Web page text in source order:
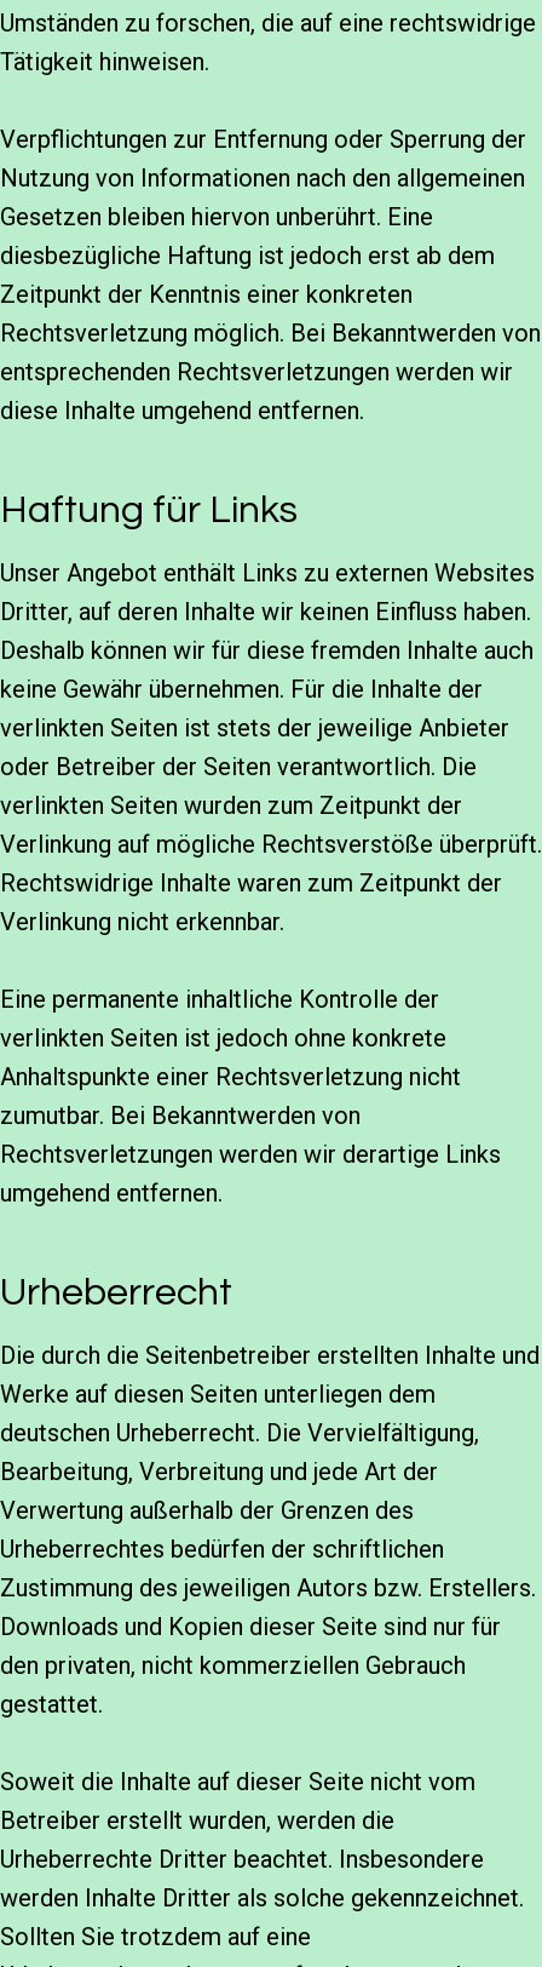
Umständen zu forschen, die auf eine rechtswidrige
Tätigkeit hinweisen.
Verpflichtungen zur Entfernung oder Sperrung der
Nutzung von Informationen nach den allgemeinen
Gesetzen bleiben hiervon unberührt. Eine
diesbezügliche Haftung ist jedoch erst ab dem
Zeitpunkt der Kenntnis einer konkreten
Rechtsverletzung möglich. Bei Bekanntwerden von
entsprechenden Rechtsverletzungen werden wir
diese Inhalte umgehend entfernen.
Haftung für Links
Unser Angebot enthält Links zu externen Websites
Dritter, auf deren Inhalte wir keinen Einfluss haben.
Deshalb können wir für diese fremden Inhalte auch
keine Gewähr übernehmen. Für die Inhalte der
verlinkten Seiten ist stets der jeweilige Anbieter
oder Betreiber der Seiten verantwortlich. Die
verlinkten Seiten wurden zum Zeitpunkt der
Verlinkung auf mögliche Rechtsverstöße überprüft.
Rechtswidrige Inhalte waren zum Zeitpunkt der
Verlinkung nicht erkennbar.
Eine permanente inhaltliche Kontrolle der
verlinkten Seiten ist jedoch ohne konkrete
Anhaltspunkte einer Rechtsverletzung nicht
zumutbar. Bei Bekanntwerden von
Rechtsverletzungen werden wir derartige Links
umgehend entfernen.
Urheberrecht
Die durch die Seitenbetreiber erstellten Inhalte und
Werke auf diesen Seiten unterliegen dem
deutschen Urheberrecht. Die Vervielfältigung,
Bearbeitung, Verbreitung und jede Art der
Verwertung außerhalb der Grenzen des
Urheberrechtes bedürfen der schriftlichen
Zustimmung des jeweiligen Autors bzw. Erstellers.
Downloads und Kopien dieser Seite sind nur für
den privaten, nicht kommerziellen Gebrauch
gestattet.
Soweit die Inhalte auf dieser Seite nicht vom
Betreiber erstellt wurden, werden die
Urheberrechte Dritter beachtet. Insbesondere
werden Inhalte Dritter als solche gekennzeichnet.
Sollten Sie trotzdem auf eine